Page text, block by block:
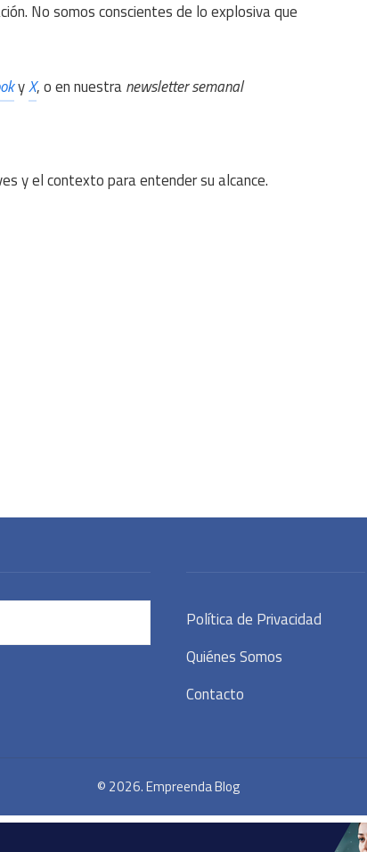
No somos conscientes de lo explosiva que
yX, o en nuestranewsletter semanal
y el contexto para entender su alcance.
Política de Privacidad
Quiénes Somos
Contacto
© 2026. Empreenda Blog